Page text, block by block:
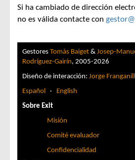
Si ha cambiado de dirección
no es válida contacte con
Gestores Tomàs Baiget & Josep-
Rodríguez-Gairín, 2005-2026
Diseño de interacción: Jorge
Español · English
Sobre Exit
Misión
Comité evaluador
Confidencialidad